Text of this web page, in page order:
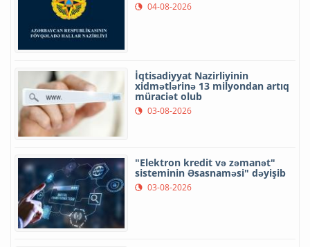
04-08-2026
İqtisadiyyat Nazirliyinin
xidmətlərinə 13 milyondan artıq
müraciət olub
03-08-2026
"Elektron kredit və zəmanət"
sisteminin Əsasnaməsi" dəyişib
03-08-2026